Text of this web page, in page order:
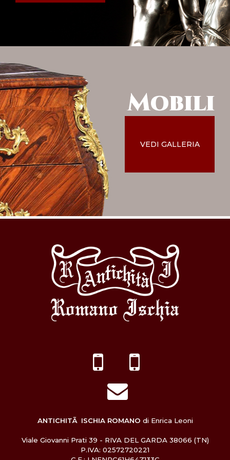
Mobili
VEDI GALLERIA
ANTICHITÃ ISCHIA ROMANO di Enrica Leoni
Viale Giovanni Prati 39 - RIVA DEL GARDA 38066 (TN)
P.IVA: 02572720221